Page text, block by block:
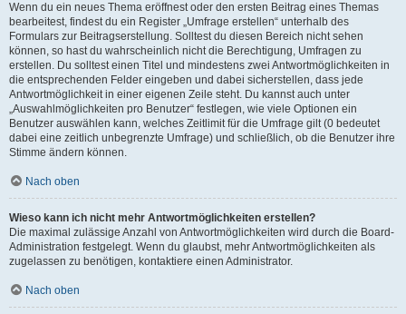
Wenn du ein neues Thema eröffnest oder den ersten Beitrag eines Themas
bearbeitest, findest du ein Register „Umfrage erstellen“ unterhalb des
Formulars zur Beitragserstellung. Solltest du diesen Bereich nicht sehen
können, so hast du wahrscheinlich nicht die Berechtigung, Umfragen zu
erstellen. Du solltest einen Titel und mindestens zwei Antwortmöglichkeiten in
die entsprechenden Felder eingeben und dabei sicherstellen, dass jede
Antwortmöglichkeit in einer eigenen Zeile steht. Du kannst auch unter
„Auswahlmöglichkeiten pro Benutzer“ festlegen, wie viele Optionen ein
Benutzer auswählen kann, welches Zeitlimit für die Umfrage gilt (0 bedeutet
dabei eine zeitlich unbegrenzte Umfrage) und schließlich, ob die Benutzer ihre
Stimme ändern können.
Nach oben
Wieso kann ich nicht mehr Antwortmöglichkeiten erstellen?
Die maximal zulässige Anzahl von Antwortmöglichkeiten wird durch die Board-
Administration festgelegt. Wenn du glaubst, mehr Antwortmöglichkeiten als
zugelassen zu benötigen, kontaktiere einen Administrator.
Nach oben